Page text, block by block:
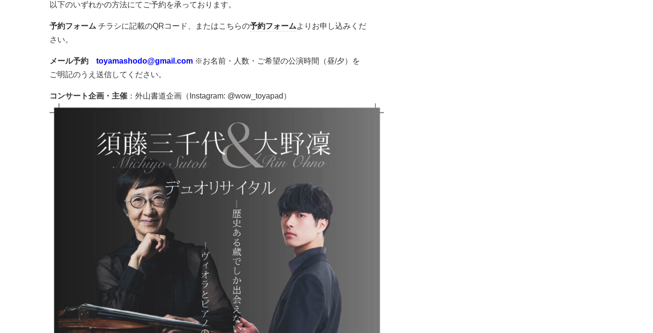
以下のいずれかの方法にてご予約を承っております。
予約フォーム チラシに記載のQRコード、またはこちらの予約フォームよりお申し込みくだ
さい。
メール予約 toyamashodo@gmail.com ※お名前・人数・ご希望の公演時間（昼/夕）を
ご明記のうえ送信してください。
コンサート企画・主催 ：外山書道企画（Instagram: @wow_toyapad）